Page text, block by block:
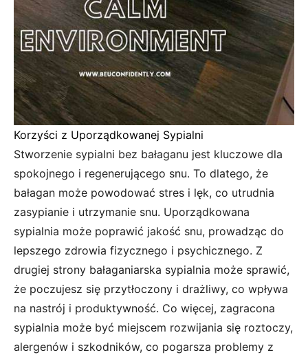
Korzyści z Uporządkowanej Sypialni
Stworzenie sypialni bez bałaganu jest kluczowe dla
spokojnego i regenerującego snu. To dlatego, że
bałagan może powodować stres i lęk, co utrudnia
zasypianie i utrzymanie snu. Uporządkowana
sypialnia może poprawić jakość snu, prowadząc do
lepszego zdrowia fizycznego i psychicznego. Z
drugiej strony bałaganiarska sypialnia może sprawić,
że poczujesz się przytłoczony i drażliwy, co wpływa
na nastrój i produktywność. Co więcej, zagracona
sypialnia może być miejscem rozwijania się roztoczy,
alergenów i szkodników, co pogarsza problemy z